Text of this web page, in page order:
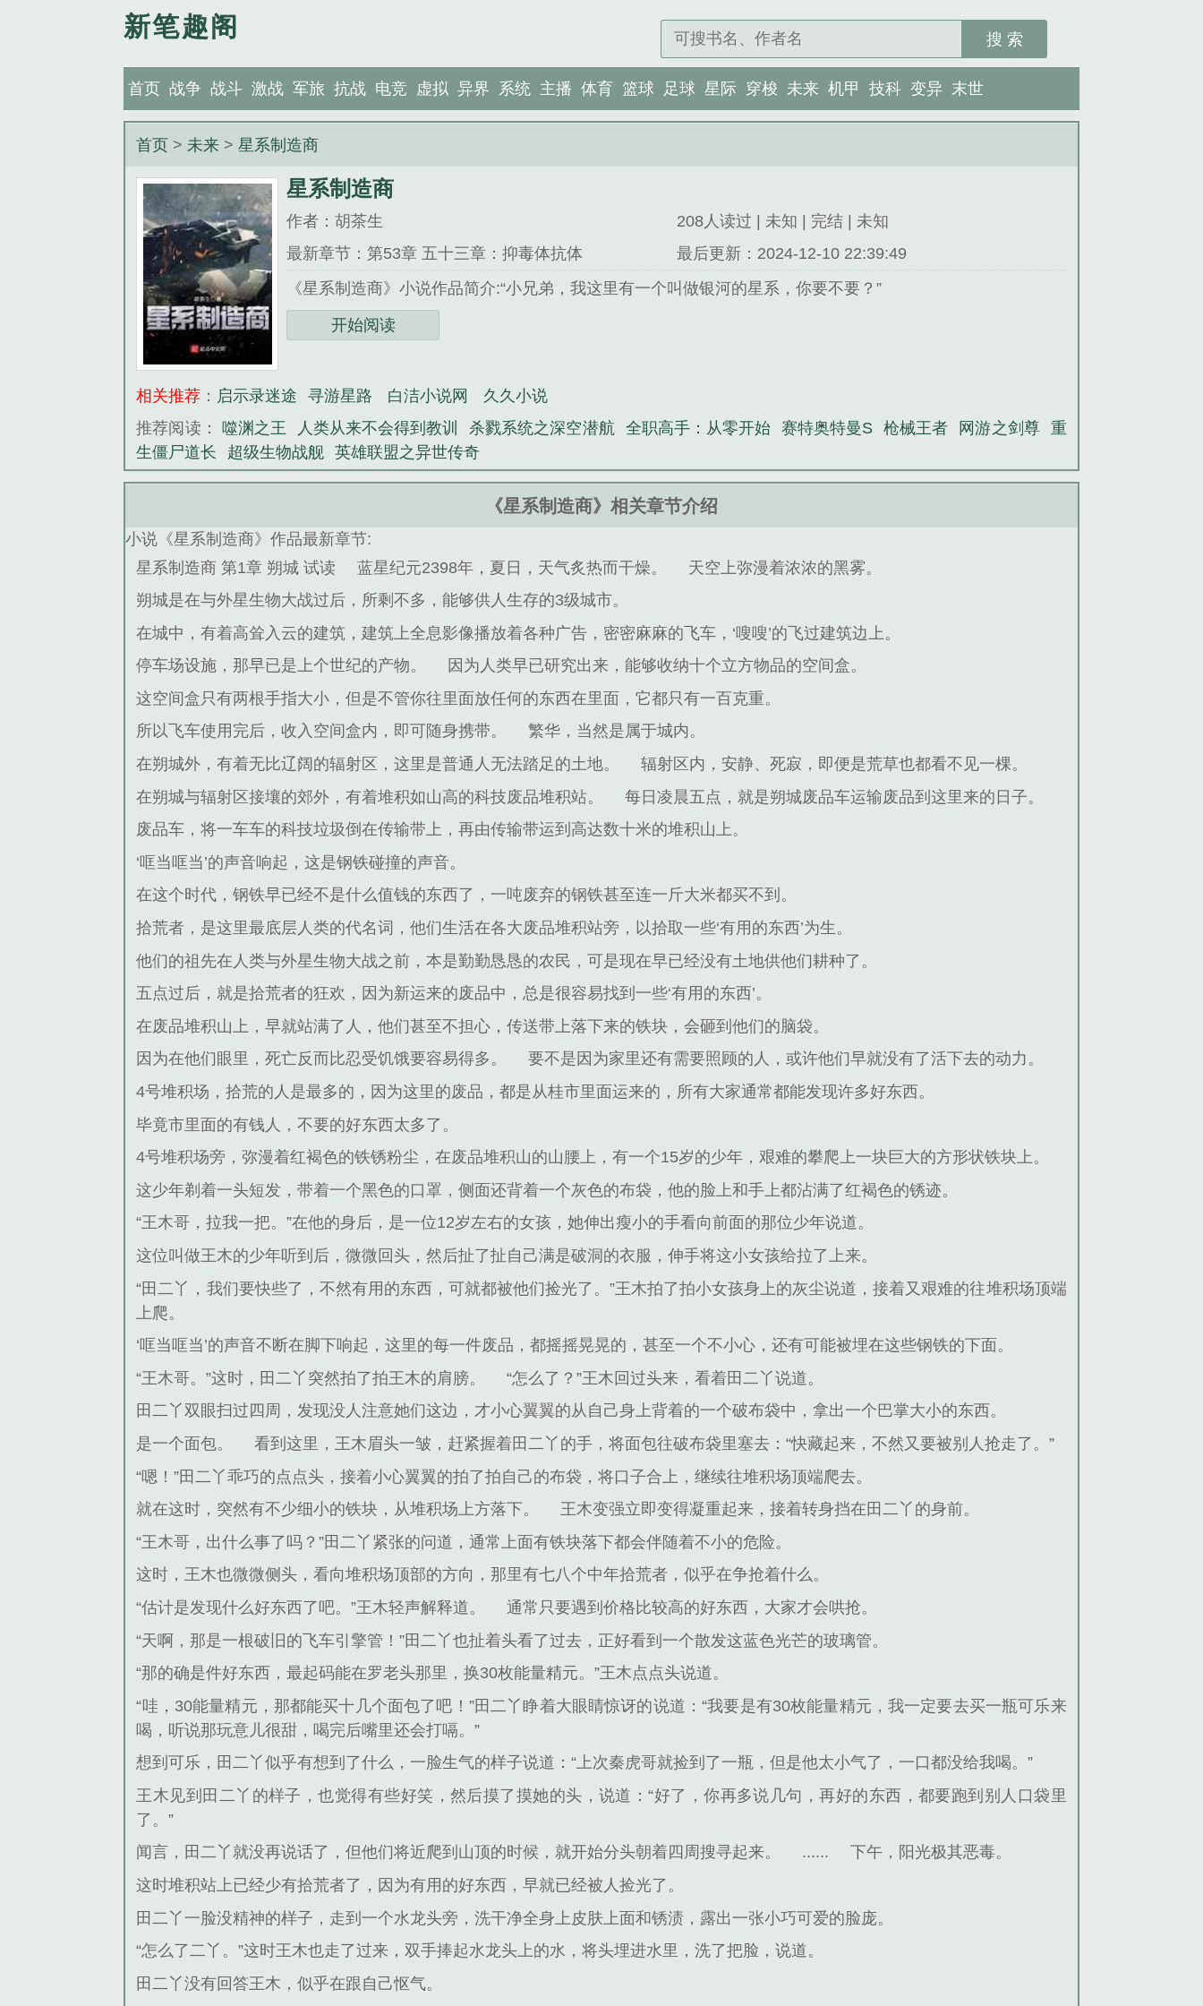
新笔趣阁 搜 索
首页 战争 战斗 激战 军旅 抗战 电竞 虚拟 异界 系统 主播 体育 篮球 足球 星际 穿梭 未来 机甲 技科 变异 末世
首页 > 未来 >星系制造商
星系制造商
作者：胡茶生
208人读过 | 未知 | 完结 | 未知
最新章节：第53章 五十三章：抑毒体抗体
最后更新：2024-12-10 22:39:49
《星系制造商》小说作品简介:“小兄弟，我这里有一个叫做银河的星系，你要不要？”
开始阅读
相关推荐 ： 启示录迷途 寻游星路 白洁小说网
久久小说
推荐阅读： 噬渊之王 人类从来不会得到教训 杀戮系统之深空潜航 全职高手：从零开始 赛特奥特曼S 枪械王者 网游之剑尊
重
生僵尸道长
超级生物战舰 英雄联盟之异世传奇
《星系制造商》相关章节介绍
小说《星系制造商》作品最新章节:
星系制造商 第1章 朔城 试读
蓝星纪元2398年，夏日，天气炙热而干燥。
天空上弥漫着浓浓的黑雾。
朔城是在与外星生物大战过后，所剩不多，能够供人生存的3级城市。
在城中，有着高耸入云的建筑，建筑上全息影像播放着各种广告，密密麻麻的飞车，‘嗖嗖’的飞过建筑边上。
停车场设施，那早已是上个世纪的产物。
因为人类早已研究出来，能够收纳十个立方物品的空间盒。
这空间盒只有两根手指大小，但是不管你往里面放任何的东西在里面，它都只有一百克重。
所以飞车使用完后，收入空间盒内，即可随身携带。
繁华，当然是属于城内。
在朔城外，有着无比辽阔的辐射区，这里是普通人无法踏足的土地。
辐射区内，安静、死寂，即便是荒草也都看不见一棵。
在朔城与辐射区接壤的郊外，有着堆积如山高的科技废品堆积站。
每日凌晨五点，就是朔城废品车运输废品到这里来的日子。
废品车，将一车车的科技垃圾倒在传输带上，再由传输带运到高达数十米的堆积山上。
‘哐当哐当’的声音响起，这是钢铁碰撞的声音。
在这个时代，钢铁早已经不是什么值钱的东西了，一吨废弃的钢铁甚至连一斤大米都买不到。
拾荒者，是这里最底层人类的代名词，他们生活在各大废品堆积站旁，以拾取一些‘有用的东西’为生。
他们的祖先在人类与外星生物大战之前，本是勤勤恳恳的农民，可是现在早已经没有土地供他们耕种了。
五点过后，就是拾荒者的狂欢，因为新运来的废品中，总是很容易找到一些‘有用的东西’。
在废品堆积山上，早就站满了人，他们甚至不担心，传送带上落下来的铁块，会砸到他们的脑袋。
因为在他们眼里，死亡反而比忍受饥饿要容易得多。
要不是因为家里还有需要照顾的人，或许他们早就没有了活下去的动力。
4号堆积场，拾荒的人是最多的，因为这里的废品，都是从桂市里面运来的，所有大家通常都能发现许多好东西。
毕竟市里面的有钱人，不要的好东西太多了。
4号堆积场旁，弥漫着红褐色的铁锈粉尘，在废品堆积山的山腰上，有一个15岁的少年，艰难的攀爬上一块巨大的方形状铁块上。
这少年剃着一头短发，带着一个黑色的口罩，侧面还背着一个灰色的布袋，他的脸上和手上都沾满了红褐色的锈迹。
“王木哥，拉我一把。”在他的身后，是一位12岁左右的女孩，她伸出瘦小的手看向前面的那位少年说道。
这位叫做王木的少年听到后，微微回头，然后扯了扯自己满是破洞的衣服，伸手将这小女孩给拉了上来。
“田二丫，我们要快些了，不然有用的东西，可就都被他们捡光了。”王木拍了拍小女孩身上的灰尘说道，接着又艰难的往堆积场顶端
上爬。
‘哐当哐当’的声音不断在脚下响起，这里的每一件废品，都摇摇晃晃的，甚至一个不小心，还有可能被埋在这些钢铁的下面。
“王木哥。”这时，田二丫突然拍了拍王木的肩膀。
“怎么了？”王木回过头来，看着田二丫说道。
田二丫双眼扫过四周，发现没人注意她们这边，才小心翼翼的从自己身上背着的一个破布袋中，拿出一个巴掌大小的东西。
是一个面包。
看到这里，王木眉头一皱，赶紧握着田二丫的手，将面包往破布袋里塞去：“快藏起来，不然又要被别人抢走了。”
“嗯！”田二丫乖巧的点点头，接着小心翼翼的拍了拍自己的布袋，将口子合上，继续往堆积场顶端爬去。
就在这时，突然有不少细小的铁块，从堆积场上方落下。
王木变强立即变得凝重起来，接着转身挡在田二丫的身前。
“王木哥，出什么事了吗？”田二丫紧张的问道，通常上面有铁块落下都会伴随着不小的危险。
这时，王木也微微侧头，看向堆积场顶部的方向，那里有七八个中年拾荒者，似乎在争抢着什么。
“估计是发现什么好东西了吧。”王木轻声解释道。
通常只要遇到价格比较高的好东西，大家才会哄抢。
“天啊，那是一根破旧的飞车引擎管！”田二丫也扯着头看了过去，正好看到一个散发这蓝色光芒的玻璃管。
“那的确是件好东西，最起码能在罗老头那里，换30枚能量精元。”王木点点头说道。
“哇，30能量精元，那都能买十几个面包了吧！”田二丫睁着大眼睛惊讶的说道：“我要是有30枚能量精元，我一定要去买一瓶可乐来
喝，听说那玩意儿很甜，喝完后嘴里还会打嗝。”
想到可乐，田二丫似乎有想到了什么，一脸生气的样子说道：“上次秦虎哥就捡到了一瓶，但是他太小气了，一口都没给我喝。”
王木见到田二丫的样子，也觉得有些好笑，然后摸了摸她的头，说道：“好了，你再多说几句，再好的东西，都要跑到别人口袋里
了。”
闻言，田二丫就没再说话了，但他们将近爬到山顶的时候，就开始分头朝着四周搜寻起来。
......
下午，阳光极其恶毒。
这时堆积站上已经少有拾荒者了，因为有用的好东西，早就已经被人捡光了。
田二丫一脸没精神的样子，走到一个水龙头旁，洗干净全身上皮肤上面和锈渍，露出一张小巧可爱的脸庞。
“怎么了二丫。”这时王木也走了过来，双手捧起水龙头上的水，将头埋进水里，洗了把脸，说道。
田二丫没有回答王木，似乎在跟自己怄气。